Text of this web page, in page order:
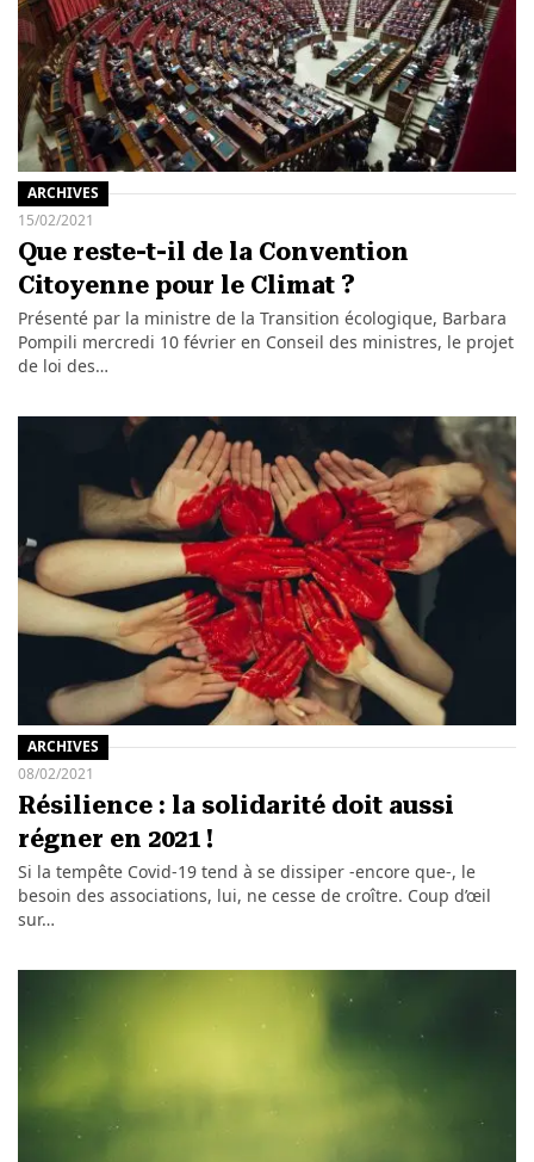
ARCHIVES
15/02/2021
Que reste-t-il de la Convention
Citoyenne pour le Climat ?
Présenté par la ministre de la Transition écologique, Barbara
Pompili mercredi 10 février en Conseil des ministres, le projet
de loi des…
ARCHIVES
08/02/2021
Résilience : la solidarité doit aussi
régner en 2021 !
Si la tempête Covid-19 tend à se dissiper -encore que-, le
besoin des associations, lui, ne cesse de croître. Coup d’œil
sur…